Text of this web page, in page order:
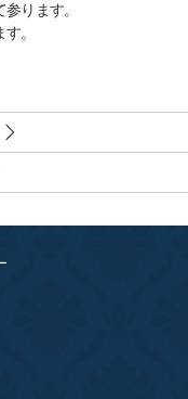
ります。
。